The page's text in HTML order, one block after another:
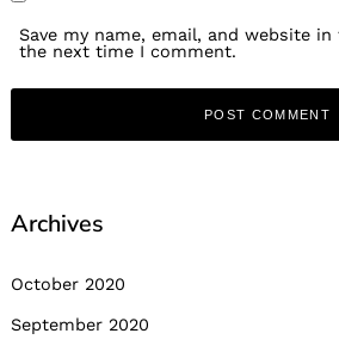
Save my name, email, and website
the next time I comment.
Archives
October 2020
September 2020